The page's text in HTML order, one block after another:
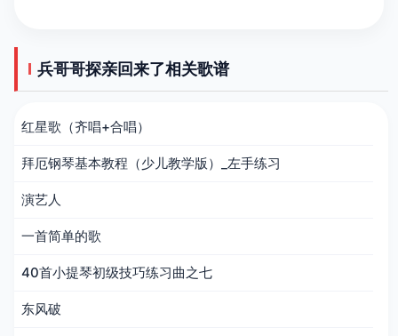
兵哥哥探亲回来了相关歌谱
红星歌（齐唱+合唱）
拜厄钢琴基本教程（少儿教学版）_左手练习
演艺人
一首简单的歌
40首小提琴初级技巧练习曲之七
东风破